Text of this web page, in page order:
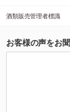
酒類販売管理者標識
お客様の声をお